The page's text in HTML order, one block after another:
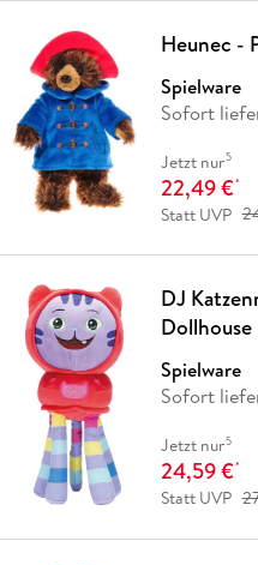
Heunec -
Spielware
Sofort
Jetzt nur5
22,49 €*
Statt UVP
DJ
Dollhouse
Spielware
Sofort
Jetzt nur5
24,59 €*
Statt UVP